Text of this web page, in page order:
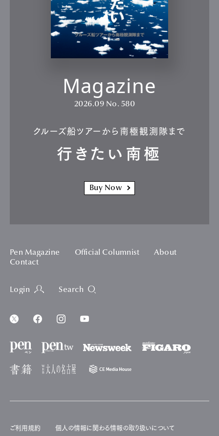
Magazine
2026.09 No. 580
クルーズ船ツアーから南極観測隊まで
行きたい南極
Buy Now
Pen Magazine Official Columnist
About
Contact
Login Search
ご利用規約 個人の情報に関わる情報の取り扱いについて